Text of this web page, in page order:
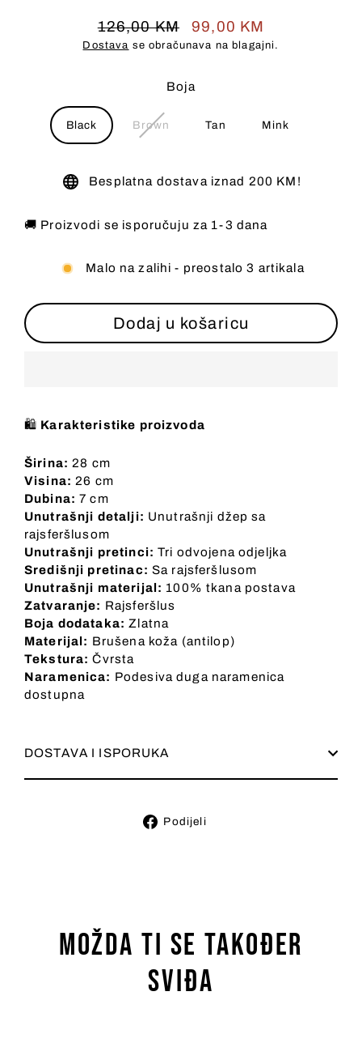
Redovna
cijena
126,00 KMCijena
na
99,00 KM
Dostava se obračunava na blagajni.
Boja
Black Brown Tan Mink
Besplatna dostava iznad 200 KM!
🚚 Proizvodi se isporučuju za 1-3 dana
Malo na zalihi - preostalo 3 artikala
Dodaj u košaricu
🛍️ Karakteristike proizvoda
Širina: 28 cm
Visina: 26 cm
Dubina: 7 cm
Unutrašnji detalji: Unutrašnji džep sa
rajsferšlusom
Unutrašnji pretinci: Tri odvojena odjeljka
Središnji pretinac: Sa rajsferšlusom
Unutrašnji materijal: 100% tkana postava
Zatvaranje: Rajsferšlus
Boja dodataka: Zlatna
Materijal: Brušena koža (antilop)
Tekstura: Čvrsta
Naramenica: Podesiva duga naramenica
dostupna
DOSTAVA I ISPORUKA
Podijeli
Možda ti se također
sviđa